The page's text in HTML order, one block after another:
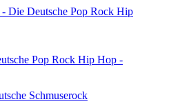
Pop Rock Hip Hop -